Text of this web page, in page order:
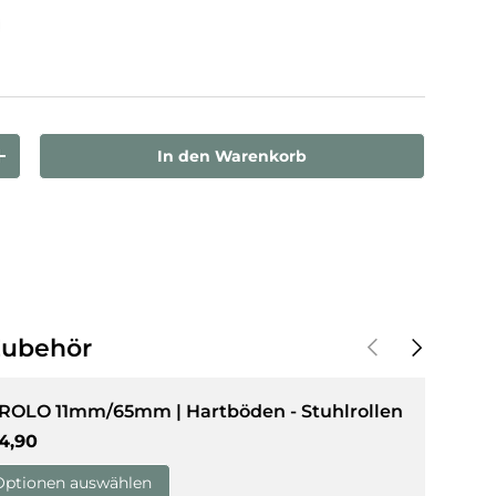
laden
erhöhen In den Warenkorb
VorherigeNächste
11mm/65mm | Hartböden - Stuhlrollen
Preis
auswählen